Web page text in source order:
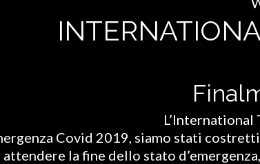
Covid 2019, siamo stati
la fine dello stato